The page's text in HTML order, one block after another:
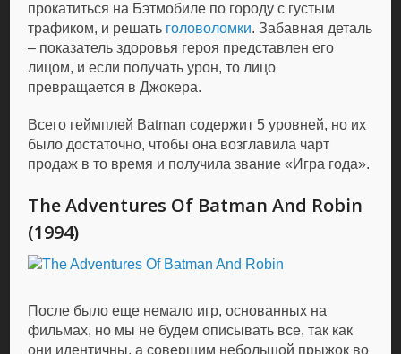
прокатиться на Бэтмобиле по городу с густым
трафиком, и решать головоломки. Забавная деталь
– показатель здоровья героя представлен его
лицом, и если получать урон, то лицо
превращается в Джокера.
Всего геймплей Batman содержит 5 уровней, но их
было достаточно, чтобы она возглавила чарт
продаж в то время и получила звание «Игра года».
The Adventures Of Batman And Robin
(1994)
После было еще немало игр, основанных на
фильмах, но мы не будем описывать все, так как
они идентичны, а совершим небольшой прыжок во